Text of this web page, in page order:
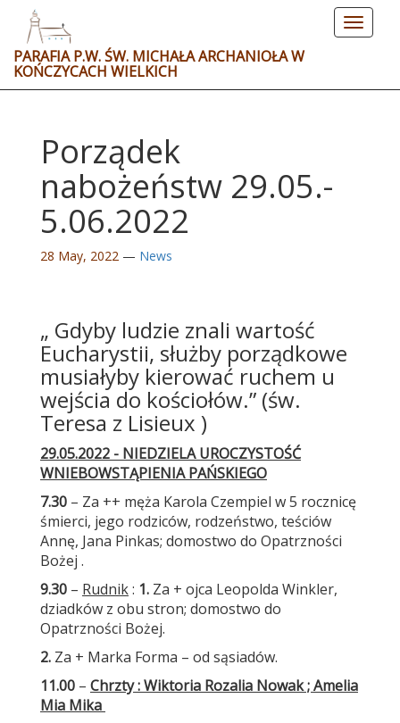
Toggle
PARAFIA P.W. ŚW. MICHAŁA ARCHANIOŁA W
KOŃCZYCACH WIELKICH
Porządek
nabożeństw 29.05.-
5.06.2022
28 May, 2022 — News
„ Gdyby ludzie znali wartość
Eucharystii, służby porządkowe
musiałyby kierować ruchem u
wejścia do kościołów.” (św.
Teresa z Lisieux )
29.05.2022 - NIEDZIELA UROCZYSTOŚĆ
WNIEBOWSTĄPIENIA PAŃSKIEGO
7.30 – Za ++ męża Karola Czempiel w 5 rocznicę
śmierci, jego rodziców, rodzeństwo, teściów
Annę, Jana Pinkas; domostwo do Opatrzności
Bożej .
9.30 – Rudnik: 1. Za + ojca Leopolda Winkler,
dziadków z obu stron; domostwo do
Opatrzności Bożej.
2. Za + Marka Forma – od sąsiadów.
11.00 – Chrzty : Wiktoria Rozalia Nowak ; Amelia
Mia Mika